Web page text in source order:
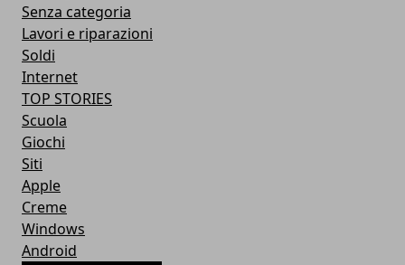
Senza categoria
Lavori e riparazioni
Soldi
Internet
TOP STORIES
Scuola
Giochi
Siti
Apple
Creme
Windows
Android